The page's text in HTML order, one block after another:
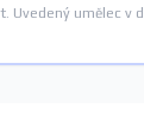
Uvedený umělec